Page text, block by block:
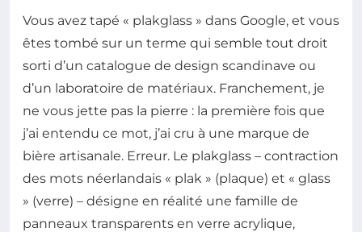
Vous avez tapé « plakglass » dans Google, et vous
êtes tombé sur un terme qui semble tout droit
sorti d’un catalogue de design scandinave ou
d’un laboratoire de matériaux. Franchement, je
ne vous jette pas la pierre : la première fois que
j’ai entendu ce mot, j’ai cru à une marque de
bière artisanale. Erreur. Le plakglass – contraction
des mots néerlandais « plak » (plaque) et « glass
» (verre) – désigne en réalité une famille de
panneaux transparents en verre acrylique,